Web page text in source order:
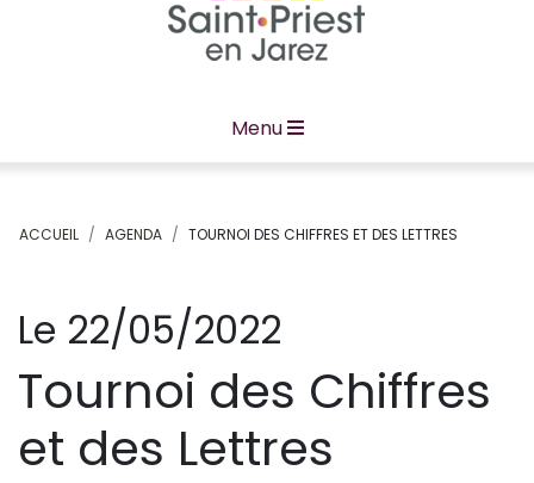
Menu
ACCUEIL AGENDA TOURNOI DES CHIFFRES ET DES LETTRES
Le 22/05/2022
Tournoi des Chiffres
et des Lettres